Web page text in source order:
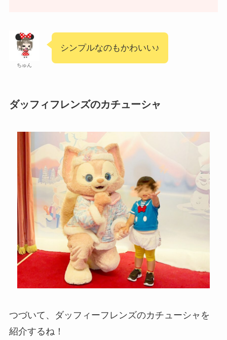
ちゅん
シンプルなのもかわいい♪
ダッフィフレンズのカチューシャ
つづいて、ダッフィーフレンズのカチューシャを
紹介するね！